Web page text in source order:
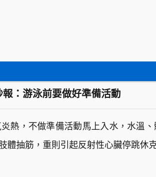
報：游泳前要做好準備活動
熱，不做準備活動馬上入水，水溫
體抽筋，重則引起反射性心臟停跳休